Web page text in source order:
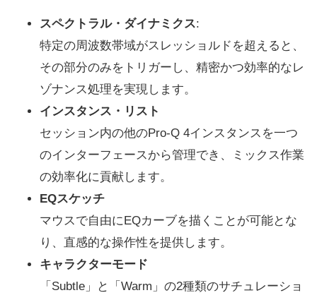
スペクトラル・ダイナミクス:
特定の周波数帯域がスレッショルドを超えると、
その部分のみをトリガーし、精密かつ効率的なレ
ゾナンス処理を実現します。
インスタンス・リスト
セッション内の他のPro-Q 4インスタンスを一つ
のインターフェースから管理でき、ミックス作業
の効率化に貢献します。
EQスケッチ
マウスで自由にEQカーブを描くことが可能とな
り、直感的な操作性を提供します。
キャラクターモード
「Subtle」と「Warm」の2種類のサチュレーショ